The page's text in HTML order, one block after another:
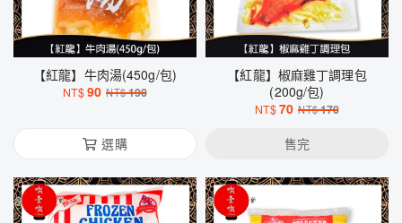
【紅龍】牛肉湯(450g/包)
NT$90 NT$190
選購
【紅龍】椒麻雞丁調理包
(200g/包)
NT$70 NT$170
售完